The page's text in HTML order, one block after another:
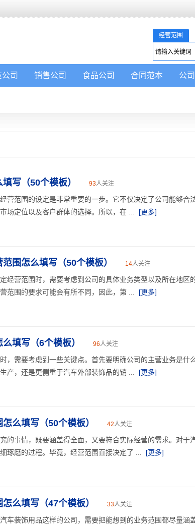
经营范围
司 销售公司 食品公司 合同范本 公
写（50个模板） 93人关注
营范围的设定是非常重要的一步。它不仅决定了公司能够合
场定位以及客户群体的选择。所以，在 ...
[更多]
围怎么填写（50个模板） 14人关注
经营范围时，需要考虑到公司的具体业务类型以及所在地区
范围的要求可能会有所不同，因此，第 ...
[更多]
填写（6个模板） 96人关注
，需要考虑到一些关键点。首先要明确公司的主营业务是什
产，还是更侧重于汽车外部装饰品的销 ...
[更多]
么填写（50个模板） 42人关注
的事情，既要涵盖得全面，又要符合实际经营的需求。对于
琢磨的过程。毕竟，经营范围直接决定了 ...
[更多]
么填写（47个模板） 33人关注
车装饰用品这样的公司，需要把能想到的业务范围都尽量涵